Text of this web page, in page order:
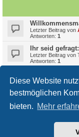
Diese Website
bestmöglichen
bieten. Mehr
Letzter Beitrag von
Antworten: 1
Ihr seid
Letzter Beitrag von
Antworten: 1
Deutsche Übersetzung durch